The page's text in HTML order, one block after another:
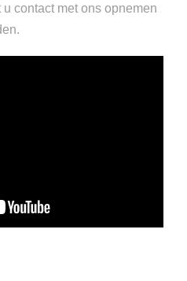
contact met ons opnemen